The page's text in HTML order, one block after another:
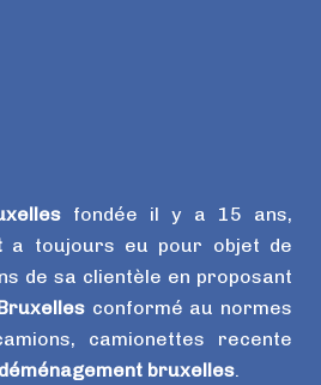
fondée il y a 15 ans,
a toujours eu pour objet de
de sa clientèle en proposant
conformé au normes
camionettes recente
déménagement bruxelles.